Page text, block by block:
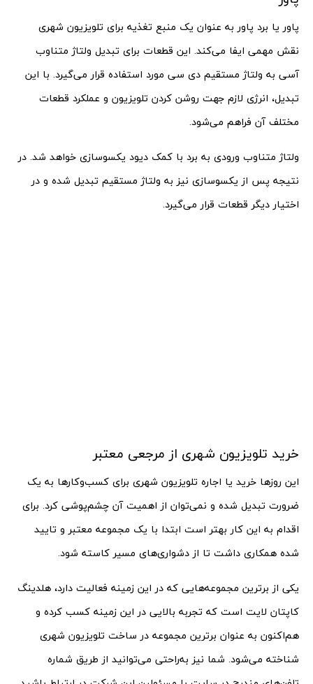
پاور یا برد پاور به عنوان یک منبع تغذیه برای تلویزیون شهری
نقش مهمی ایفا می‌کند. این قطعات برای تبدیل ولتاژ متناوب
آسی به ولتاژ مستقیم دی سی مورد استفاده قرار می‌گیرد. با این
تبدیل، انرژی لازم جهت روشن کردن تلویزیون و عملکرد قطعات
مختلف آن فراهم می‌شود.
ولتاژ متناوب ورودی به برد با کمک دیود یکسوسازی خواهد شد. در
نتیجه پس از یکسوسازی نیز به ولتاژ مستقیم تبدیل شده و در
اختیار دیگر قطعات قرار می‌گیرد.
خرید تلویزیون شهری از مرجعی معتبر
این روزها خرید یا اجاره تلویزیون شهری برای کسب‌وکارها به یک
ضرورت تبدیل شده و نمی‌توان از اهمیت آن چشم‌پوشی کرد. برای
اقدام به این کار بهتر است ابتدا با یک مجموعه معتبر و تایید
شده همکاری داشت تا از دشواری‌های مسیر کاسته شود.
یکی از برترین مجموعه‌هایی که در این زمینه فعالیت دارد، هلدینگ
کاپتان لایت است که تجربه بالایی در این زمینه کسب کرده و
هم‌اکنون به عنوان برترین مجموعه در ساخت تلویزیون شهری
شناخته می‌شود. شما نیز به‌راحتی می‌توانید از طریق شماره